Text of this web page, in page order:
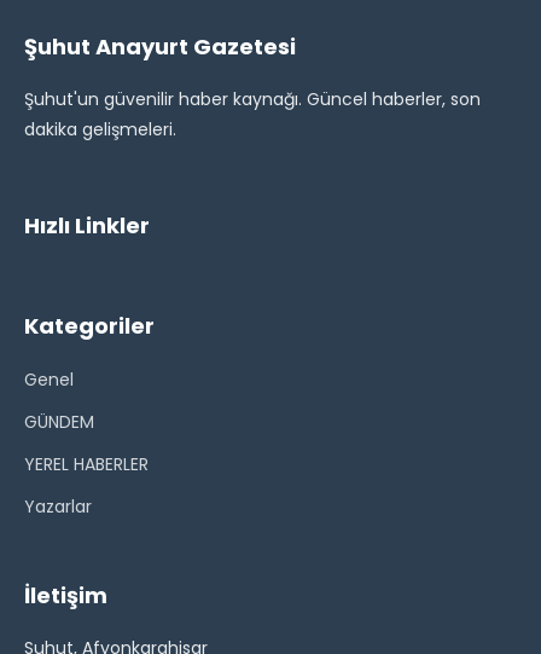
Şuhut Anayurt Gazetesi
Şuhut'un güvenilir haber kaynağı. Güncel haberler, son
dakika gelişmeleri.
Hızlı Linkler
Kategoriler
Genel
GÜNDEM
YEREL HABERLER
Yazarlar
İletişim
Suhut, Afyonkarahisar